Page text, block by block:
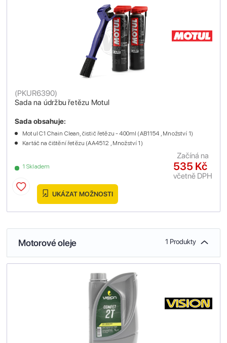
Sada na údržbu řetězu Motul
(PKUR6390)
1 Skladem
Sada obsahuje:
Motul C1 Chain Clean, čistič řetězu - 400ml (AB1154 , Množství 1)
Kartáč na čištění řetězu (AA4512 , Množství 1)
535 Kč
včetně DPH
Začíná na
UKÁZAT MOŽNOSTI
Motorové oleje 1 Produkty